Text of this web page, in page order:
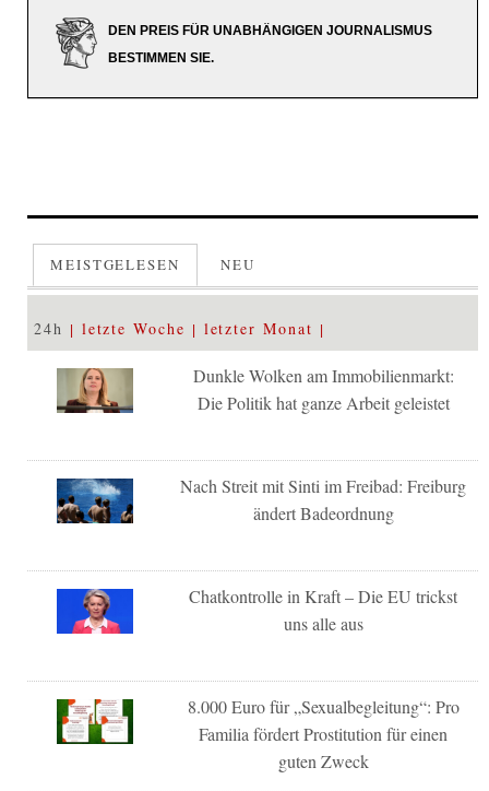
DEN PREIS FÜR UNABHÄNGIGEN JOURNALISMUS
BESTIMMEN SIE.
MEISTGELESEN NEU
24h letzte Woche letzter Monat
Dunkle Wolken am Immobilienmarkt:
Die Politik hat ganze Arbeit geleistet
Nach Streit mit Sinti im Freibad: Freiburg
ändert Badeordnung
Chatkontrolle in Kraft – Die EU trickst
uns alle aus
8.000 Euro für „Sexualbegleitung“: Pro
Familia fördert Prostitution für einen
guten Zweck